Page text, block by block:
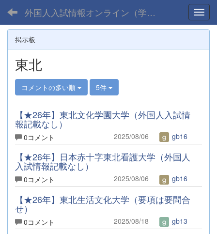
外国人入試情報オンライン（学部）
掲示板
東北
コメントの多い順 5件
【★26年】東北文化学園大学（外国人入試情
報記載なし）
0コメント 2025/08/06 gb16
【★26年】日本赤十字東北看護大学（外国人
入試情報記載なし）
0コメント 2025/08/06 gb16
【★26年】東北生活文化大学（要項は要問合
せ）
0コメント 2025/08/18 gb13